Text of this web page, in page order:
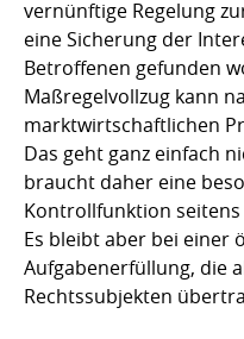
vernünftige Regelung
eine Sicherung der
Betroffenen gefunden
Maßregelvollzug kann
marktwirtschaftlichen
Das geht ganz einfach
braucht daher eine
Kontrollfunktion
Es bleibt aber bei einer
Aufgabenerfüllung, die
Rechtssubjekten